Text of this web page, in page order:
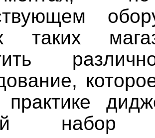
таких
практике
набор